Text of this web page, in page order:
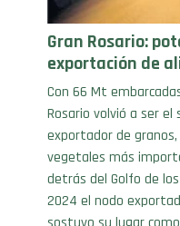
Gran Rosario:
exportación de
Con 66 Mt
Rosario volvió a ser el
exportador de granos,
vegetales más
detrás del Golfo de los
2024 el nodo
sostuvo su lugar
importante del […]